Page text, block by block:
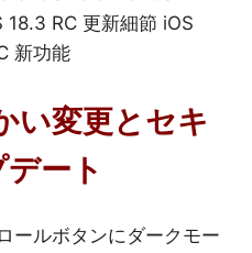
い変更とセキ
ート
ールボタンにダークモー